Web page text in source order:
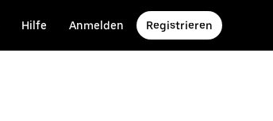
Hilfe Anmelden Registrieren